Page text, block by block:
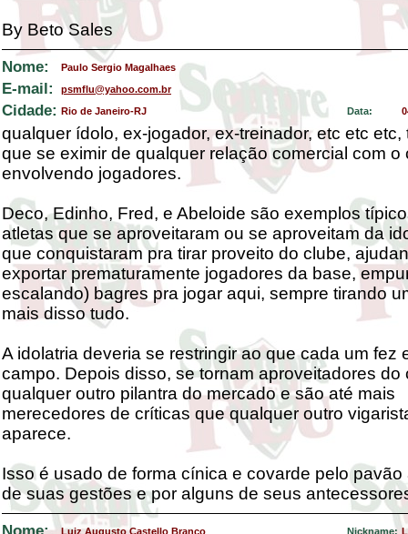
By Beto Sales
Nome: Paulo Sergio Magalhaes
E-mail: psmflu@yahoo.com.br
Cidade: Rio de Janeiro-RJ Data:
qualquer ídolo, ex-jogador, ex-treinador, etc etc etc,
que se eximir de qualquer relação comercial com o
envolvendo jogadores.
Deco, Edinho, Fred, e Abeloide são exemplos
atletas que se aproveitaram ou se aproveitam da
que conquistaram pra tirar proveito do clube,
exportar prematuramente jogadores da base,
escalando) bagres pra jogar aqui, sempre tirando
mais disso tudo.
A idolatria deveria se restringir ao que cada um fez
campo. Depois disso, se tornam aproveitadores do
qualquer outro pilantra do mercado e são até mais
merecedores de críticas que qualquer outro
aparece.
Isso é usado de forma cínica e covarde pelo pavão
de suas gestões e por alguns de seus
Luiz Augusto Castello Branco Nickname: